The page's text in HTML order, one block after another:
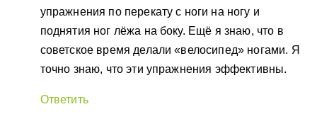
упражнения по перекату с ноги на ногу и
поднятия ног лёжа на боку. Ещё я знаю, что в
советское время делали «велосипед» ногами. Я
точно знаю, что эти упражнения эффективны.
Ответить